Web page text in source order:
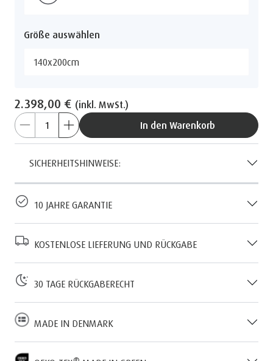
Größe auswählen
140x200cm
2.398,00 € (inkl. MwSt.)
In den Warenkorb
SICHERHEITSHINWEISE:
10 JAHRE GARANTIE
KOSTENLOSE LIEFERUNG UND RÜCKGABE
30 TAGE RÜCKGABERECHT
MADE IN DENMARK